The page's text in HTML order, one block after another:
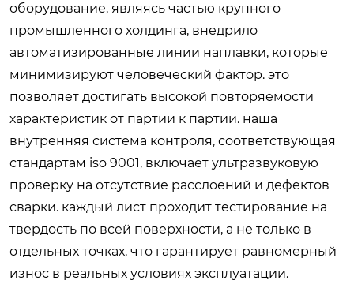
оборудование, являясь частью крупного
промышленного холдинга, внедрило
автоматизированные линии наплавки, которые
минимизируют человеческий фактор. это
позволяет достигать высокой повторяемости
характеристик от партии к партии. наша
внутренняя система контроля, соответствующая
стандартам iso 9001, включает ультразвуковую
проверку на отсутствие расслоений и дефектов
сварки. каждый лист проходит тестирование на
твердость по всей поверхности, а не только в
отдельных точках, что гарантирует равномерный
износ в реальных условиях эксплуатации.